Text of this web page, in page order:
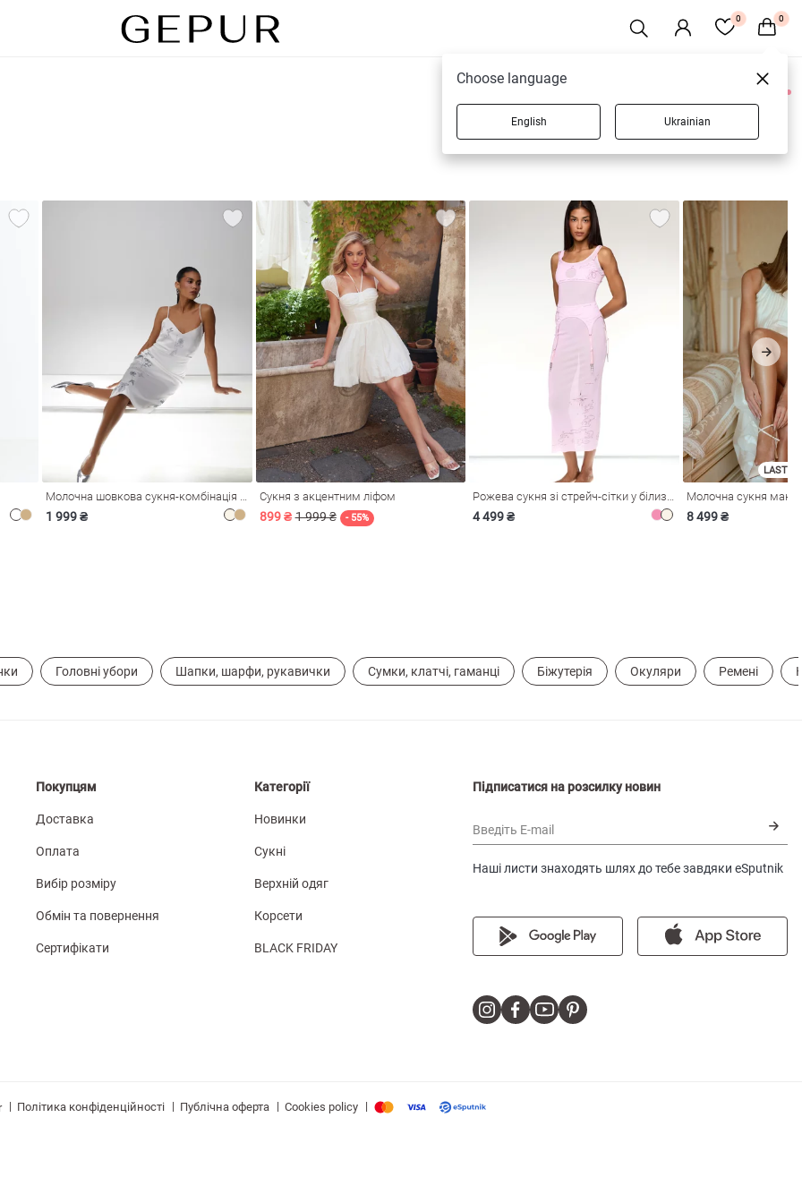
0 0
0 товарів
1 999 ₴
Сукня з акцентним ліфом
899 ₴ 1 999 ₴ - 55% 4 499 ₴
LAST
8 499 ₴
Головні убори Шапки, шарфи, рукавички Сумки, клатчі, гаманці Біжутерія Окуляри Ремені
Покупцям
Доставка
Оплата
Вибір розміру
Обмін та повернення
Сертифікати
Категорії
Новинки
Сукні
Верхній одяг
Корсети
BLACK FRIDAY
Підписатися на розсилку новин
Введіть E-mail
Наші листи знаходять шлях до тебе завдяки eSputnik
| Політика конфіденційності | Публічна оферта | Cookies policy |
Choose language
English Ukrainian